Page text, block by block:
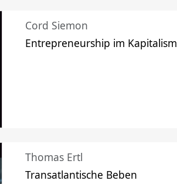
Cord Siemon
Entrepreneurship im
Thomas Ertl
Transatlantische Beben